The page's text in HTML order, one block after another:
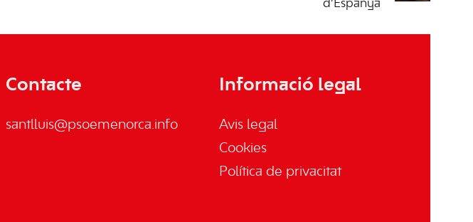
d’Espanya
Contacte
santlluis@psoemenorca.info
Informació legal
Avis legal
Cookies
Política de privacitat